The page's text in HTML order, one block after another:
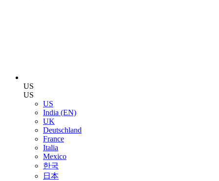
US
US
US
India (EN)
UK
Deutschland
France
Italia
Mexico
한국
日本